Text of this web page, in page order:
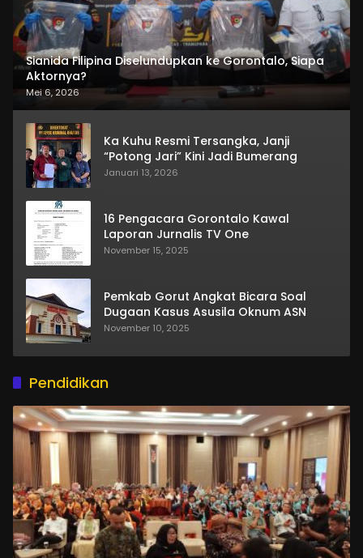
Sianida Filipina Diselundupkan ke Gorontalo, Siapa
Aktornya?
Mei 6, 2026
Ka Kuhu Resmi Tersangka, Janji
“Potong Jari” Kini Jadi Bumerang
Januari 13, 2026
16 Pengacara Gorontalo Kawal
Laporan Jurnalis TV One
November 15, 2025
Pemkab Gorut Angkat Bicara Soal
Dugaan Kasus Asusila Oknum ASN
November 10, 2025
Pendidikan